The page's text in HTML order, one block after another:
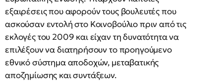
εξαιρέσεις που αφορούν τους βουλευτές που
ασκούσαν εντολή στο Κοινοβούλιο πριν από τις
εκλογές του 2009 και είχαν τη δυνατότητα να
επιλέξουν να διατηρήσουν το προηγούμενο
εθνικό σύστημα αποδοχών, μεταβατικής
αποζημίωσης και συντάξεων.